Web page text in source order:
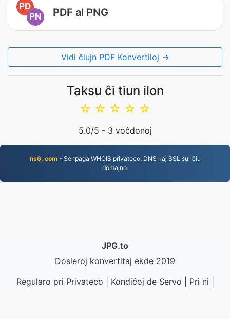
PD
PN
PDF al PNG
Vidi ĉiujn PDF Konvertiloj →
Taksu ĉi tiun ilon
☆
☆
☆
☆
☆
5.0/5 - 3 voĉdonoj
ns6. com- Senpaga WHOIS privateco, DNS kaj SSL sur ĉiu
domajno.
JPG.to
Dosieroj konvertitaj ekde 2019
Regularo pri Privateco
Kondiĉoj de Servo Pri ni